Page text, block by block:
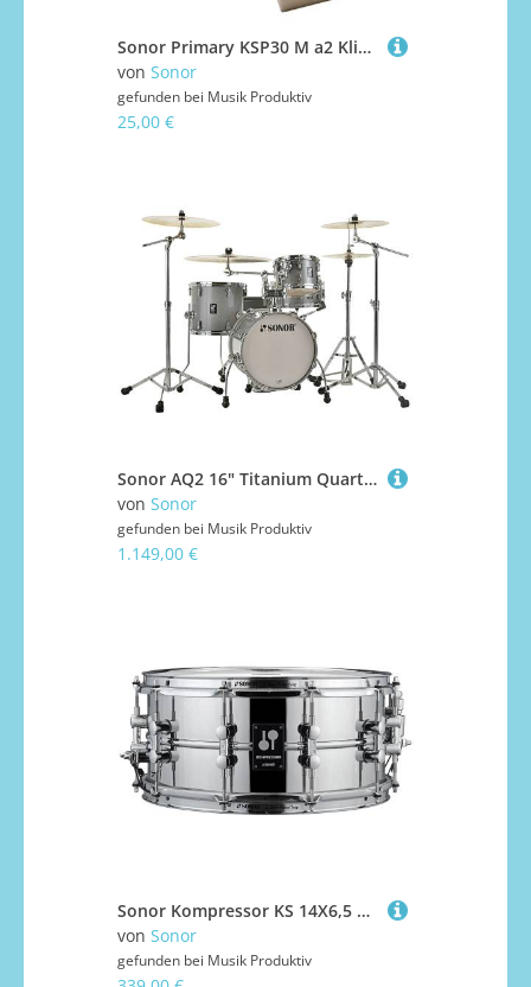
Sonor Primary KSP30 M a2 Klingende Stäbe
von Sonor
gefunden bei Musik Produktiv
25,00 €
Sonor AQ2 16" Titanium Quartz Safari Drumset Schlagzeug
von Sonor
gefunden bei Musik Produktiv
1.149,00 €
Sonor Kompressor KS 14X6,5 SDS Steel Snare Snare Drum
von Sonor
gefunden bei Musik Produktiv